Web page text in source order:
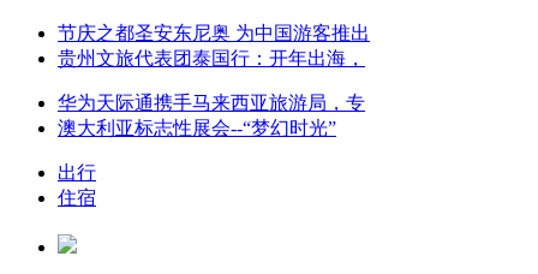
节庆之都圣安东尼奥 为中国游客推出
贵州文旅代表团泰国行：开年出海，
华为天际通携手马来西亚旅游局，专
澳大利亚标志性展会--“梦幻时光”
出行
住宿